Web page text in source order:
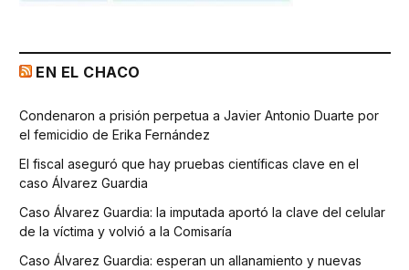
EN EL CHACO
Condenaron a prisión perpetua a Javier Antonio Duarte por
el femicidio de Erika Fernández
El fiscal aseguró que hay pruebas científicas clave en el
caso Álvarez Guardia
Caso Álvarez Guardia: la imputada aportó la clave del celular
de la víctima y volvió a la Comisaría
Caso Álvarez Guardia: esperan un allanamiento y nuevas